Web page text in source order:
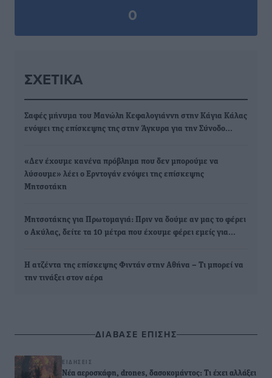
0
ΣΧΕΤΙΚΆ
Σαφές μήνυμα του Μανώλη Κεφαλογιάννη στην Κάγια Κάλας
ενόψει της επίσκεψης της στην Άγκυρα για την Σύνοδο…
«Δεν έχουμε κανένα πρόβλημα που δεν μπορούμε να
λύσουμε» λέει ο Ερντογάν ενόψει της επίσκεψης
Μητσοτάκη
Μητσοτάκης για Πρωτομαγιά: Πριν να δούμε αν μας το φέρει
ο Ακύλας, δείτε τα 10 μέτρα που έχουμε φέρει εμείς για…
Η ατζέντα της επίσκεψης Φιντάν στην Αθήνα – Τι μπορεί να
την τινάξει στον αέρα
ΔΙΑΒΑΣΕ ΕΠΙΣΗΣ
ΕΙΔΉΣΕΙΣ
Νέα αεροσκάφη, drones, δασοκομάντος: Τι έχει αλλάξει